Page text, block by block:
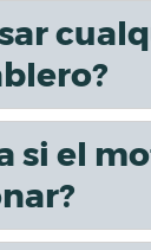
si el